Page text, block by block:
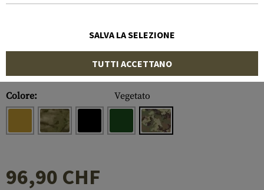
Numero di articolo:
10262077600
Colore:
Vegetato
96,90 CHF
SALVA LA SELEZIONE
TUTTI ACCETTANO